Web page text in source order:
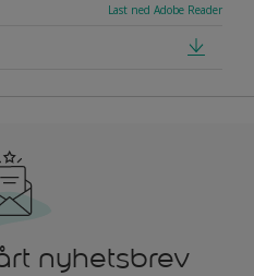
Last ned Adobe Reader
nyhetsbrev